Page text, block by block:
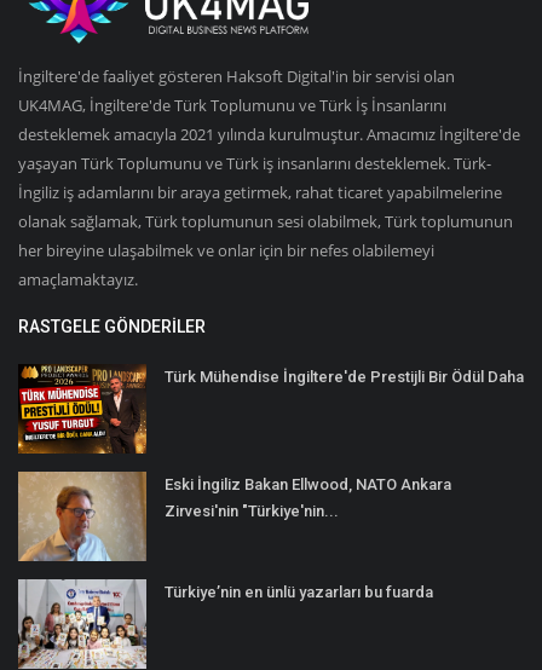
İngiltere'de faaliyet gösteren Haksoft Digital'in bir servisi olan
UK4MAG, İngiltere'de Türk Toplumunu ve Türk İş İnsanlarını
desteklemek amacıyla 2021 yılında kurulmuştur. Amacımız İngiltere'de
yaşayan Türk Toplumunu ve Türk iş insanlarını desteklemek. Türk-
İngiliz iş adamlarını bir araya getirmek, rahat ticaret yapabilmelerine
olanak sağlamak, Türk toplumunun sesi olabilmek, Türk toplumunun
her bireyine ulaşabilmek ve onlar için bir nefes olabilemeyi
amaçlamaktayız.
RASTGELE GÖNDERILER
Türk Mühendise İngiltere'de Prestijli Bir Ödül Daha
Eski İngiliz Bakan Ellwood, NATO Ankara
Zirvesi'nin "Türkiye'nin...
Türkiye’nin en ünlü yazarları bu fuarda